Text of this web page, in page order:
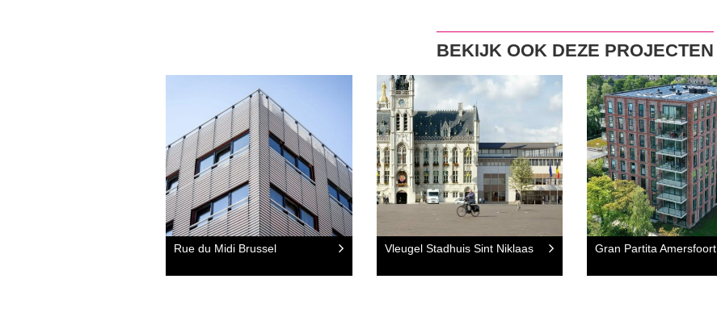
BEKIJK OOK DEZE PROJECTEN
Rue du Midi Brussel Vleugel Stadhuis Sint Niklaas Gran Partita Amersfoort